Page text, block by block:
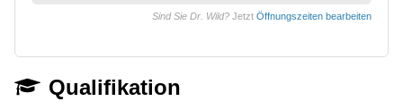
Sind Sie Dr. Wild? Jetzt Öffnungszeiten bearbeiten
Qualifikation